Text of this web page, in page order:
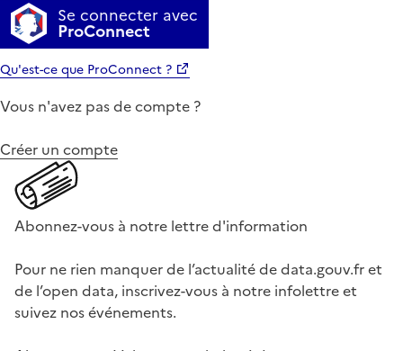
Se connecter avec
ProConnect
Qu'est-ce que ProConnect ?
Vous n'avez pas de compte ?
Créer un compte
Abonnez-vous à notre lettre d'information
Pour ne rien manquer de l’actualité de data.gouv.fr et
de l’open data, inscrivez-vous à notre infolettre et
suivez nos événements.